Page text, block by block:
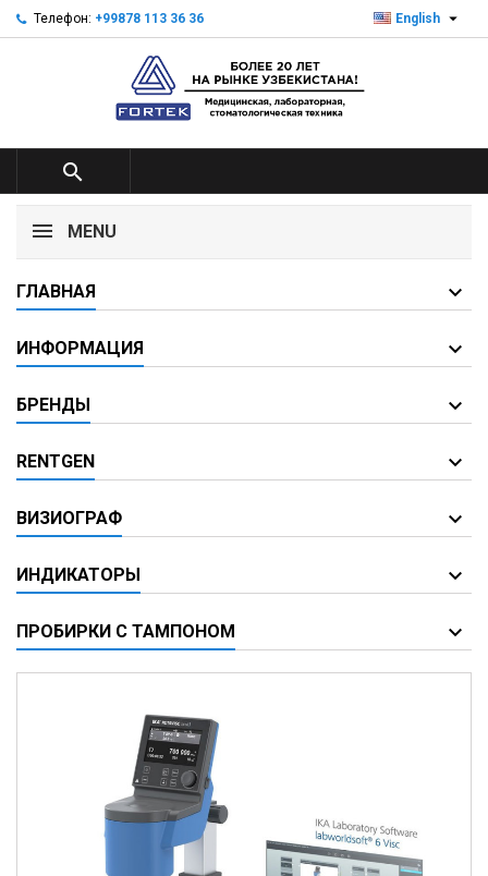
Телефон: +99878 113 36 36 English 

MENU
ГЛАВНАЯ
ИНФОРМАЦИЯ
БРЕНДЫ
RENTGEN
ВИЗИОГРАФ
ИНДИКАТОРЫ
ПРОБИРКИ С ТАМПОНОМ